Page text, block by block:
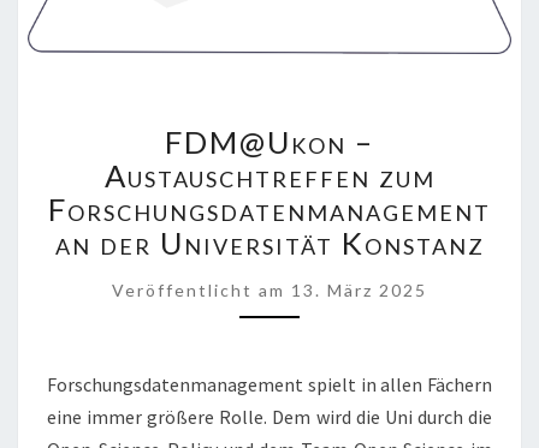
–
ZUM
AN
UNIVERSITÄT
KONSTANZ
FDM@Ukon –
Austauschtreffen zum
Forschungsdatenmanagement
an der Universität Konstanz
Veröffentlicht am 13. März 2025
Forschungsdatenmanagement spielt in allen Fächern
eine immer größere Rolle. Dem wird die Uni durch die